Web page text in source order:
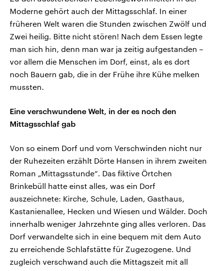
Moderne gehört auch der Mittagsschlaf. In einer
früheren Welt waren die Stunden zwischen Zwölf und
Zwei heilig. Bitte nicht stören! Nach dem Essen legte
man sich hin, denn man war ja zeitig aufgestanden –
vor allem die Menschen im Dorf, einst, als es dort
noch Bauern gab, die in der Frühe ihre Kühe melken
mussten.
Eine verschwundene Welt, in der es noch den
Mittagsschlaf gab
Von so einem Dorf und vom Verschwinden nicht nur
der Ruhezeiten erzählt Dörte Hansen in ihrem zweiten
Roman „Mittagsstunde“. Das fiktive Örtchen
Brinkebüll hatte einst alles, was ein Dorf
auszeichnete: Kirche, Schule, Laden, Gasthaus,
Kastanienallee, Hecken und Wiesen und Wälder. Doch
innerhalb weniger Jahrzehnte ging alles verloren. Das
Dorf verwandelte sich in eine bequem mit dem Auto
zu erreichende Schlafstätte für Zugezogene. Und
zugleich verschwand auch die Mittagszeit mit all